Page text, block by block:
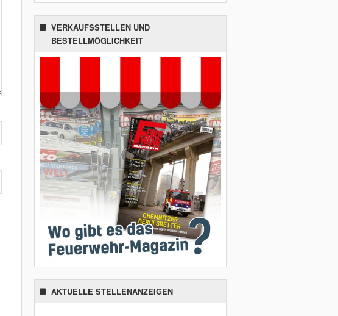
VERKAUFSSTELLEN UND
BESTELLMÖGLICHKEIT
AKTUELLE STELLENANZEIGEN